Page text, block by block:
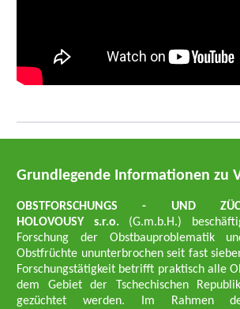
Grundlegende Informationen zu
OBSTFORSCHUNGS - UND
HOLOVOUSY s.r.o. (G.m.b.H.)
Forschung der Obstbauproblematik
Obstfrüchte ununterbrochen seit fast
Forschungstätigkeit betrifft praktisch alle
dem Gebiet der Tschechischen
gezüchtet werden. Im Rahmen